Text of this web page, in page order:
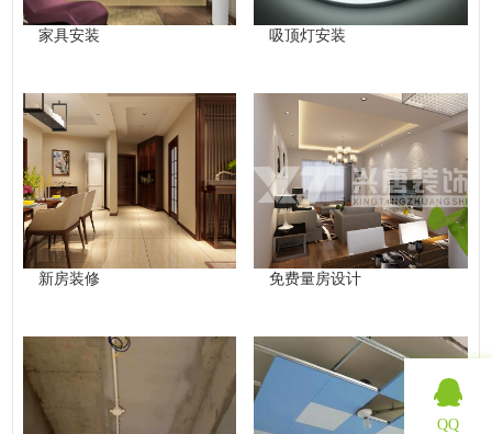
家具安装 吸顶灯安装
新房装修 免费量房设计
QQ